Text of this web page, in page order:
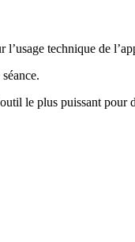
technique de
le plus puissant